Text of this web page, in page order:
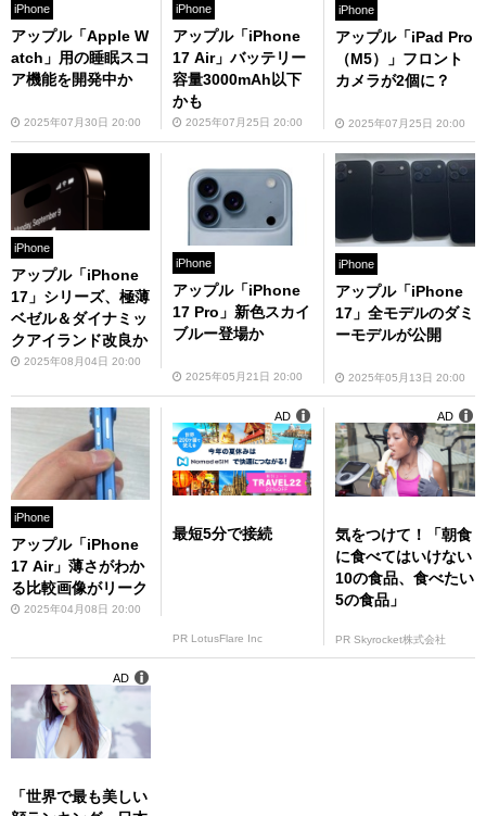
iPhone
アップル「Apple W
atch」用の睡眠スコ
ア機能を開発中か
2025年07月30日 20:00
iPhone
アップル「iPhone
17 Air」バッテリー
容量3000mAh以下
かも
2025年07月25日 20:00
iPhone
アップル「iPad Pro
（M5）」フロント
カメラが2個に？
2025年07月25日 20:00
iPhone
アップル「iPhone
17」シリーズ、極薄
ベゼル＆ダイナミッ
クアイランド改良か
2025年08月04日 20:00
iPhone
アップル「iPhone
17 Pro」新色スカイ
ブルー登場か
2025年05月21日 20:00
iPhone
アップル「iPhone
17」全モデルのダミ
ーモデルが公開
2025年05月13日 20:00
iPhone
アップル「iPhone
17 Air」薄さがわか
る比較画像がリーク
2025年04月08日 20:00
最短5分で接続
PR LotusFlare Inc
AD
気をつけて！「朝食
に食べてはいけない
10の食品、食べたい
5の食品」
PR Skyrocket株式会社
AD
「世界で最も美しい
AD